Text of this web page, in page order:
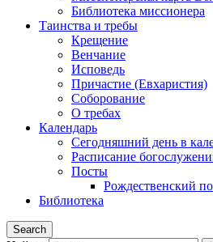
Библиотека миссионера
Таинства и требы
Крещение
Венчание
Исповедь
Причастие (Евхаристия)
Соборование
О требах
Календарь
Сегодняшний день в
Расписание
Посты
Рождественский
Библиотека
Search